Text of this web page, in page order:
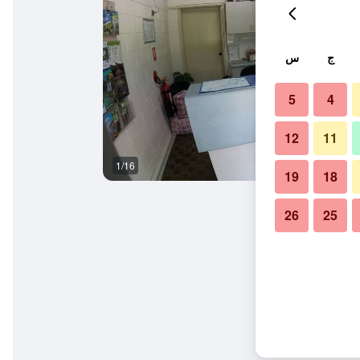
1/16
ج س
4
5
11
12
18
19
25
26